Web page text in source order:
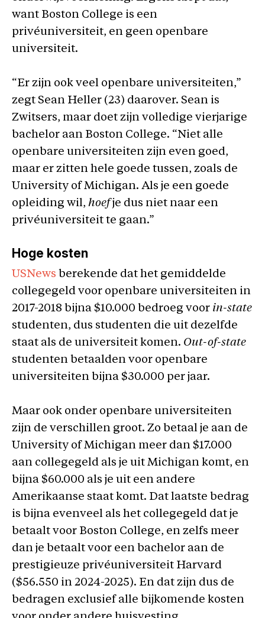
want Boston College is een
privéuniversiteit, en geen openbare
universiteit.
“Er zijn ook veel openbare universiteiten,”
zegt Sean Heller (23) daarover. Sean is
Zwitsers, maar doet zijn volledige vierjarige
bachelor aan Boston College. “Niet alle
openbare universiteiten zijn even goed,
maar er zitten hele goede tussen, zoals de
University of Michigan. Als je een goede
opleiding wil, hoefje dus niet naar een
privéuniversiteit te gaan.”
Hoge kosten
USNews berekende dat het gemiddelde
collegegeld voor openbare universiteiten in
2017-2018 bijna $10.000 bedroeg voor in-state
studenten, dus studenten die uit dezelfde
staat als de universiteit komen. Out-of-state
studenten betaalden voor openbare
universiteiten bijna $30.000 per jaar.
Maar ook onder openbare universiteiten
zijn de verschillen groot. Zo betaal je aan de
University of Michigan meer dan $17.000
aan collegegeld als je uit Michigan komt, en
bijna $60.000 als je uit een andere
Amerikaanse staat komt. Dat laatste bedrag
is bijna evenveel als het collegegeld dat je
betaalt voor Boston College, en zelfs meer
dan je betaalt voor een bachelor aan de
prestigieuze privéuniversiteit Harvard
($56.550 in 2024-2025). En dat zijn dus de
bedragen exclusief alle bijkomende kosten